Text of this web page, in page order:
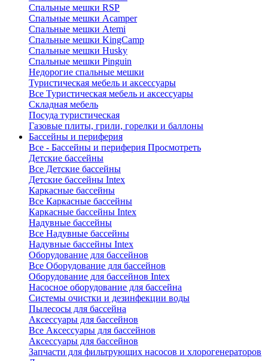
Спальные мешки RSP
Спальные мешки Acamper
Спальные мешки Atemi
Спальные мешки KingCamp
Спальные мешки Husky
Спальные мешки Pinguin
Недорогие спальные мешки
Туристическая мебель и аксессуары
Все Туристическая мебель и аксессуары
Складная мебель
Посуда туристическая
Газовые плиты, грили, горелки и баллоны
Бассейны и периферия
Все - Бассейны и периферия Просмотреть
Детские бассейны
Все Детские бассейны
Детские бассейны Intex
Каркасные бассейны
Все Каркасные бассейны
Каркасные бассейны Intex
Надувные бассейны
Все Надувные бассейны
Надувные бассейны Intex
Оборудование для бассейнов
Все Оборудование для бассейнов
Оборудование для бассейнов Intex
Насосное оборудование для бассейна
Системы очистки и дезинфекции воды
Пылесосы для бассейна
Аксессуары для бассейнов
Все Аксессуары для бассейнов
Аксессуары для бассейнов
Запчасти для фильтрующих насосов и хлорогенераторов